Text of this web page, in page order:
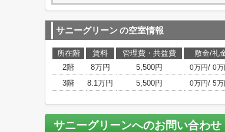
サニーグリーンの空室情報
所在階 賃料 管理費・共益費 敷金/礼
2階
8万円 5,500円 0万円/ 0万
3階
8.1万円 5,500円 0万円/ 5万
サニーグリーンへのお問い合わせ